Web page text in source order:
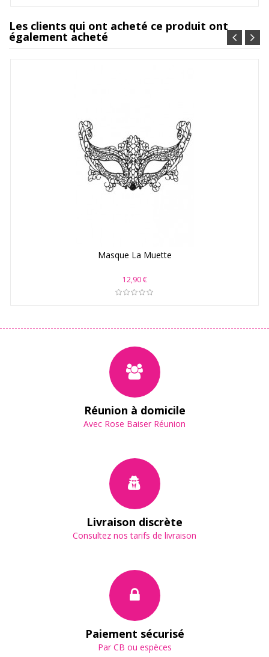
Les clients qui ont acheté ce produit ont
également acheté
Masque La Muette
12,90 €
Réunion à domicile
Avec Rose Baiser Réunion
Livraison discrète
Consultez nos tarifs de livraison
Paiement sécurisé
Par CB ou espèces